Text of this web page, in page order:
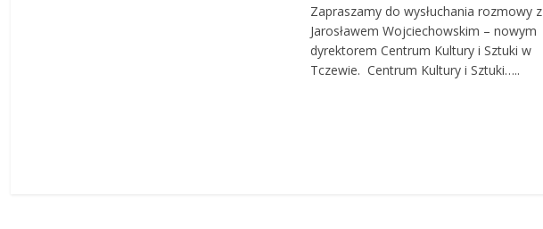
Zapraszamy do wysłuchania rozmowy z
Jarosławem Wojciechowskim – nowym
dyrektorem Centrum Kultury i Sztuki w
Tczewie. Centrum Kultury i Sztuki…..